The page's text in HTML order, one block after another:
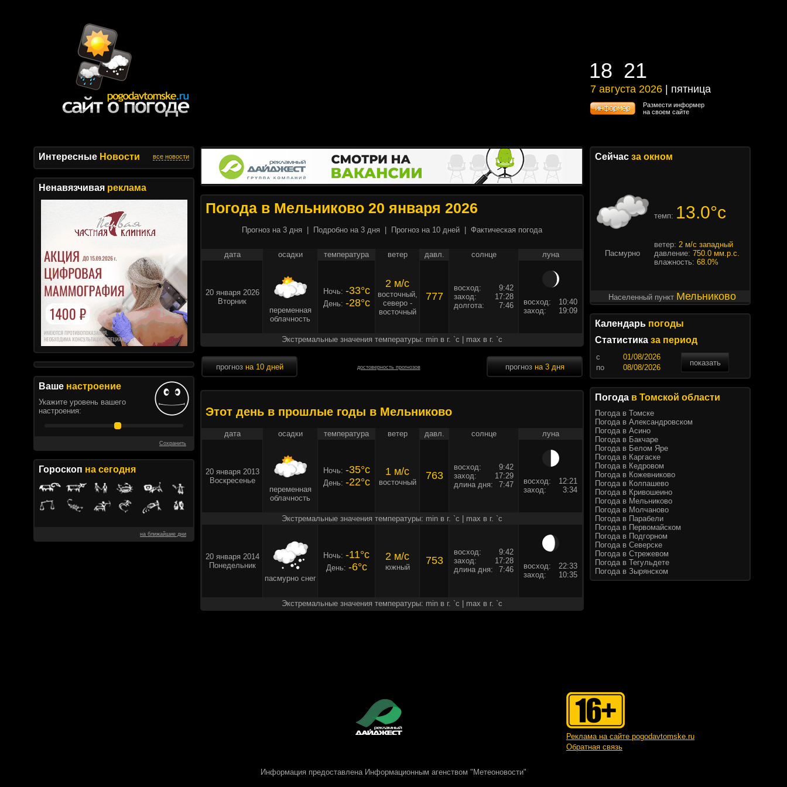
18 21
18 21
7 августа 2026 | пятница
7 августа 2026 | пятница
Размести информер
на своем сайте
Интересные Новости все новости
Ненавязчивая реклама
Ваше настроение
Укажите уровень вашего
настроения:
Сохранить
Гороскоп на сегодня
на ближайшие дни
Погода в Мельниково 20 января 2026
Прогноз на 3 дня Подробно на 3 дня Прогноз на 10 дней Фактическая погода
дата осадки температура ветер давл. солнце луна
20 января 2026
Вторник
переменная
облачность
Ночь: -33°c
День: -28°c
2 м/c
восточный,
северо -
восточный
777
восход:
9:42
заход:
17:28
долгота:
7:46 восход:
10:40
заход:
19:09
Экстремальные значения температуры: min в г. `c | max в г. `c
прогноз на 10 дней достоверность прогнозов прогноз на 3 дня
Этот день в прошлые годы в Мельниково
дата осадки температура ветер давл. солнце луна
20 января 2013
Воскресенье
переменная
облачность
Ночь: -35°c
День: -22°c
1 м/c
восточный
763
восход:
9:42
заход:
17:29
длина дня:
7:47 восход:
12:21
заход:
3:34
Экстремальные значения температуры: min в г. `c | max в г. `c
20 января 2014
Понедельник
пасмурно снег
Ночь: -11°c
День: -6°c
2 м/c
южный
753
восход:
9:42
заход:
17:28
длина дня:
7:46 восход:
22:33
заход:
10:35
Экстремальные значения температуры: min в г. `c | max в г. `c
Сейчас за окном
темп: 13.0°c
Пасмурно
ветер: 2 м/с западный
давление: 750.0 мм.р.с.
влажность: 68.0%
Населенный пункт Мельниково
Календарь погоды
Статистика за период
c
показать
по
Погода в Томской области
Погода в Томске
Погода в Александровском
Погода в Асино
Погода в Бакчаре
Погода в Белом Яре
Погода в Каргаске
Погода в Кедровом
Погода в Кожевниково
Погода в Колпашево
Погода в Кривошеино
Погода в Мельниково
Погода в Молчаново
Погода в Парабели
Погода в Первомайском
Погода в Подгорном
Погода в Северске
Погода в Стрежевом
Погода в Тегульдете
Погода в Зырянском
Реклама на сайте pogodavtomske.ru
Обратная связь
Информация предоставлена Информационным агенством "Метеоновости"